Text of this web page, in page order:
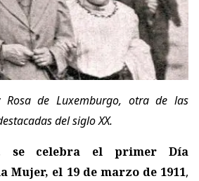
Rosa de Luxemburgo, otra de las
del siglo XX.
se celebra el primer Día
Mujer, el 19 de marzo de 1911,